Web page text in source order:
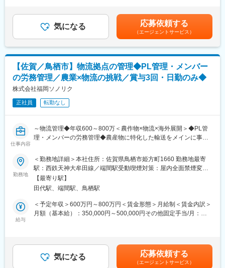
トで健康食品、化粧品の企画立案ができ、さらにその両方を1社で
製造できるため、スムーズな商品開発、上市が実現可能です。
変更の範囲：会社の定める業務
業務を覚えていってください。
最初は、やり方の違いなどで戸惑う事もあるかと思います。そん
な時には周りの先輩社員に遠慮なく声をかけてください。
部署の一人になれますよ。
■企業の特性■
社員一人ひとりが主役。
当社の経営方針である『迅速・丁寧・確実』に加え柔軟な対応を
行なうとともに、業務を変革するＤＸを取り入れたことで業務効
率化に繋がっています。
仕事と生活が調和するワーク・ライフ・バランスを推進、多様で
柔軟な働き方の実現にも対応し、さらなる総合物流サービスの提
供に努めております。
経営優良法人』認定取得に取組んでいます。
変更の範囲：会社の定める業務
り■昇給：年1回あり■一律（固定）手当：住宅手当（10,000円/
月）・職能手当（35,000円/月）■別途支給手当：皆勤手当
（10,000円/月）・通勤手当（上限10,000円/月）※月収285,000円
以上可能（手当含む）賃金はあくまでも目安の金額であり、選考
を通じて上下する可能性があります。月給(月額)は固定手当を含め
た表記です。
気になる 応募依頼する
（エージェントサービス）
【佐賀／鳥栖市】物流拠点の管理◆PL管理・メンバー
の労務管理／農業×物流の挑戦／賞与3回・日勤のみ◆
株式会社福岡ソノリク
正社員 転勤なし
仕事内容
～物流管理◆年収600～800万＜農作物×物流×海外展開＞◆PL管
理・メンバーの労務管理◆農産物に特化した輸送をメインに事業
■業務概要：
当社は西日本の農作物物流をリードする企業として、物流拠点の
運営を任せられる人材を募集しています。物流拠点の運営管理を
通じて、次世代のリーダーとして成長し、キャリアアップを目指
すことができるポジションです。物流業界や生産管理のマネジメ
ント経験を活かし、当社の成長を共に牽引していただける方を歓
・物流拠点の運営管理（PL作成、実行、管理）
・メンバーの労務管理、教育
・新規および既存拠点の連携と運行管理
勤務地
＜勤務地詳細＞本社住所：佐賀県鳥栖市姫方町1660 勤務地最寄
駅：西鉄天神大牟田線／端間駅受動喫煙対策：屋内全面禁煙変更
の範囲：会社の定める事業所
【最寄り駅】
田代駅、端間駅、鳥栖駅
給与
＜予定年収＞600万円～800万円＜賃金形態＞月給制＜賃金内訳＞
月額（基本給）：350,000円～500,000円その他固定手当/月：
あくまでも目安の金額であり、選考を通じて上下する可能性があ
ります。月給(月額)は固定手当を含めた表記です。
気になる 応募依頼する
（エージェントサービス）